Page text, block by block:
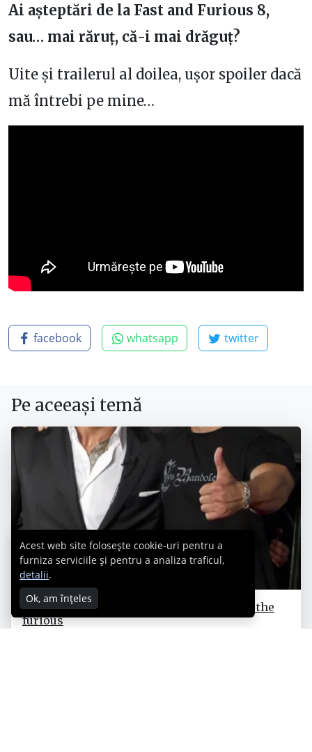
Ai așteptări de la Fast and Furious 8,
sau… mai răruț, că-i mai drăguț?
Uite și trailerul al doilea, ușor spoiler dacă
mă întrebi pe mine…
facebook whatsapp twitter
Pe aceeași temă
Cum este Fast and Furious 8 – The fate of the
furious
Acest web site folosește cookie-uri pentru a
furniza serviciile și pentru a analiza traficul,
detalii.
Ok, am înțeles